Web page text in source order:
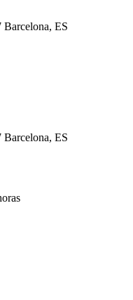
Barcelona, ES
Barcelona, ES